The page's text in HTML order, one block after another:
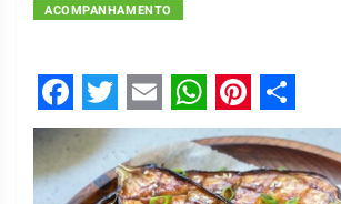
ACOMPANHAMENTO
Facebook
Twitter
EmailWhatsApp